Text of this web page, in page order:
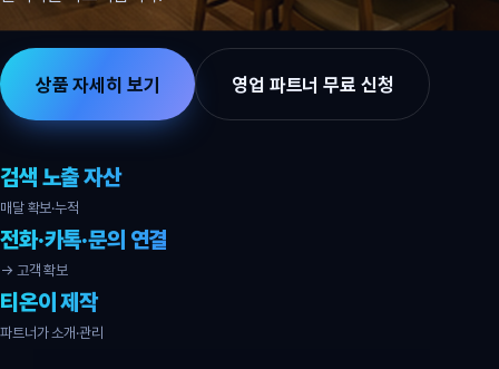
상품 자세히 보기 영업 파트너 무료 신청
검색 노출 자산
매달 확보·누적
전화·카톡·문의 연결
→ 고객 확보
티온이 제작
파트너가 소개·관리